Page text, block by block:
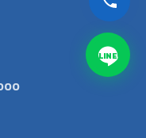
LINE